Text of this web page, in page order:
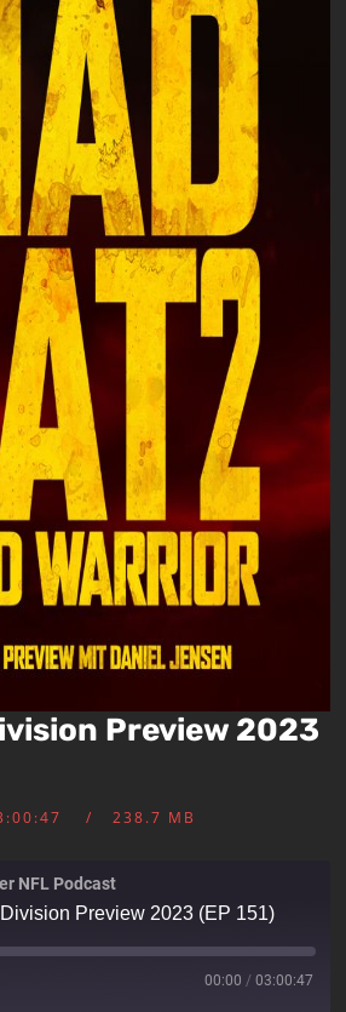
Preview 2023
238.7 MB
NFL Podcast
Preview 2023 (EP 151)
00:00 / 03:00:47